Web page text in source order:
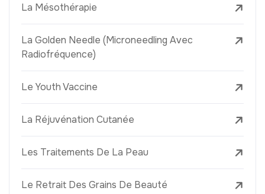
La Mésothérapie
La Golden Needle (Microneedling Avec
Radiofréquence)
Le Youth Vaccine
La Réjuvénation Cutanée
Les Traitements De La Peau
Le Retrait Des Grains De Beauté